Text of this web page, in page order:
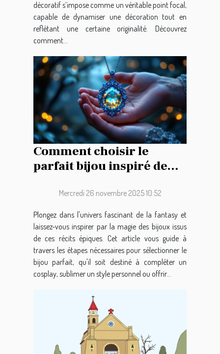
décoratif s’impose comme un véritable point focal,
capable de dynamiser une décoration tout en
reflétant une certaine originalité. Découvrez
comment...
Comment choisir le
parfait bijou inspiré de
Mercredi 26 novembre 2025 10:52
Plongez dans l'univers fascinant de la fantasy et
laissez-vous inspirer par la magie des bijoux issus
de ces récits épiques. Cet article vous guide à
travers les étapes nécessaires pour sélectionner le
bijou parfait, qu'il soit destiné à compléter un
cosplay, sublimer un style personnel ou offrir...